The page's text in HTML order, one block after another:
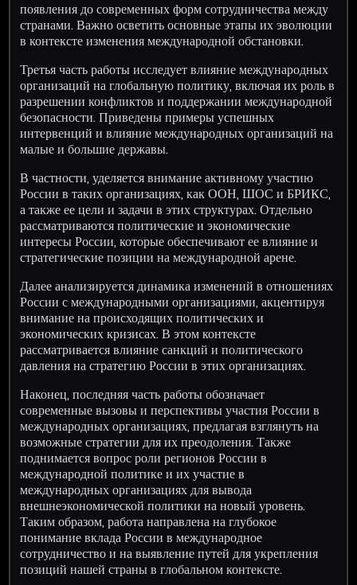
появления до современных форм сотрудничества между
странами. Важно осветить основные этапы их эволюции
в контексте изменения международной обстановки.
Третья часть работы исследует влияние международных
организаций на глобальную политику, включая их роль в
разрешении конфликтов и поддержании международной
безопасности. Приведены примеры успешных
интервенций и влияние международных организаций на
малые и большие державы.
В частности, уделяется внимание активному участию
России в таких организациях, как ООН, ШОС и БРИКС,
а также ее цели и задачи в этих структурах. Отдельно
рассматриваются политические и экономические
интересы России, которые обеспечивают ее влияние и
стратегические позиции на международной арене.
Далее анализируется динамика изменений в отношениях
России с международными организациями, акцентируя
внимание на происходящих политических и
экономических кризисах. В этом контексте
рассматривается влияние санкций и политического
давления на стратегию России в этих организациях.
Наконец, последняя часть работы обозначает
современные вызовы и перспективы участия России в
международных организациях, предлагая взглянуть на
возможные стратегии для их преодоления. Также
поднимается вопрос роли регионов России в
международной политике и их участие в
международных организациях для вывода
внешнеэкономической политики на новый уровень.
Таким образом, работа направлена на глубокое
понимание вклада России в международное
сотрудничество и на выявление путей для укрепления
позиций нашей страны в глобальном контексте.